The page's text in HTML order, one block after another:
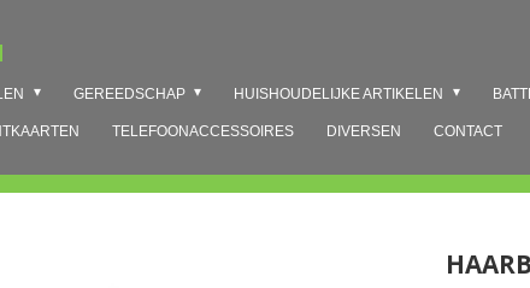
GEREEDSCHAP HUISHOUDELIJKE ARTIKELEN
TELEFOONACCESSOIRES DIVERSEN CONTACT